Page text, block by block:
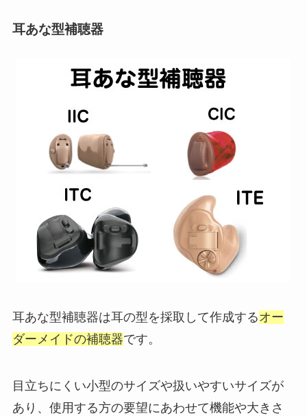
耳あな型補聴器
耳あな型補聴器は耳の型を採取して作成するオー
ダーメイドの補聴器です。
目立ちにくい小型のサイズや扱いやすいサイズが
あり、使用する方の要望にあわせて機能や大きさ